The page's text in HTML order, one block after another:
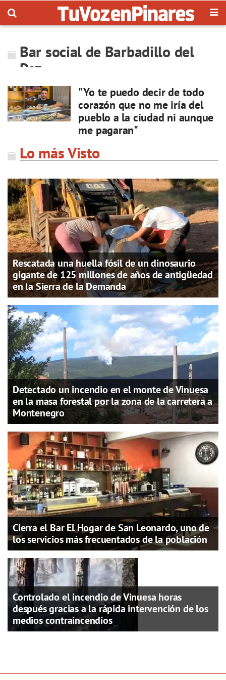
Bar social de Barbadillo del
Pez
"Yo te puedo decir de todo
corazón que no me iría del
pueblo a la ciudad ni aunque
me pagaran"
Lo más Visto
Rescatada una huella fósil de un dinosaurio
gigante de 125 millones de años de antigüedad
en la Sierra de la Demanda
Detectado un incendio en el monte de Vinuesa
en la masa forestal por la zona de la carretera a
Montenegro
Cierra el Bar El Hogar de San Leonardo, uno de
los servicios más frecuentados de la población
Controlado el incendio de Vinuesa horas
después gracias a la rápida intervención de los
medios contraincendios